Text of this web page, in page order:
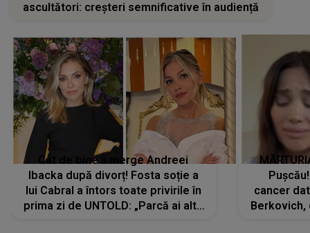
ascultători: creșteri semnificative în audiență
Cât de bine îi merge Andreei
Ibacka după divorț! Fosta soție a
lui Cabral a întors toate privirile în
prima zi de UNTOLD: „Parcă ai altă
cancer
Berkovich,